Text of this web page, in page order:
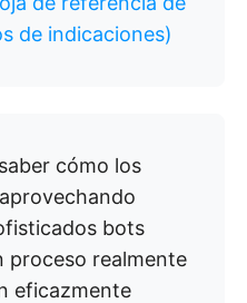
de indicaciones)
cómo los
bots
proceso realmente
eficazmente